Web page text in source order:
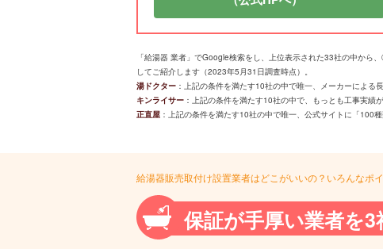
「給湯器 業者」でGoogle検索をし、上位表示された33社の中か
してご紹介します（2023年5月31日調査時点）。
湯ドクター ：上記の条件を満たす10社の中で唯一、メーカーによ
キンライサー ：上記の条件を満たす10社の中で、もっとも工事実
正直屋 ：上記の条件を満たす10社の中で唯一、公式サイトに「100
給湯器販売取付け設置業者はどこがいいの？いろんなポ
保証が手厚い業者を3